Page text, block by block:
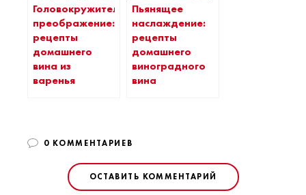
Головокружительное
преображение:
рецепты
домашнего
вина из
варенья
Пьянящее
наслаждение:
рецепты
домашнего
виноградного
вина
0 КОММЕНТАРИЕВ
ОСТАВИТЬ КОММЕНТАРИЙ